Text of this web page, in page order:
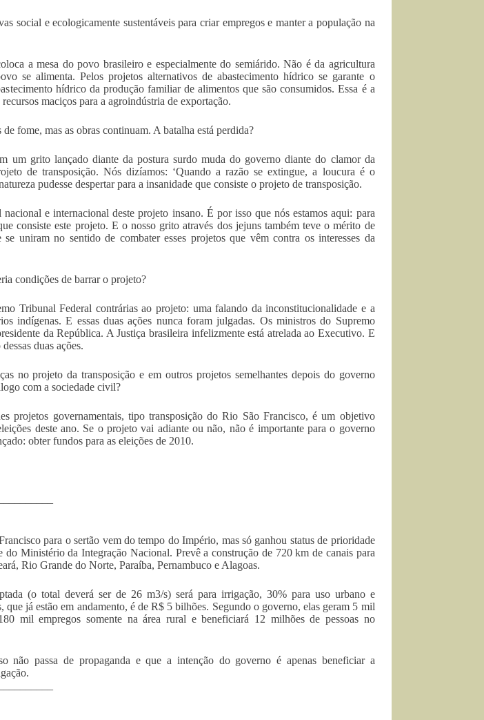
social e ecologicamente sustentáveis para criar empregos e manter a população na
a mesa do povo brasileiro e especialmente do semiárido. Não é da agricultura
se alimenta. Pelos projetos alternativos de abastecimento hídrico se garante o
hídrico da produção familiar de alimentos que são consumidos. Essa é a
maciços para a agroindústria de exportação.
fome, mas as obras continuam. A batalha está perdida?
um grito lançado diante da postura surdo muda do governo diante do clamor da
de transposição. Nós dizíamos: ‘Quando a razão se extingue, a loucura é o
pudesse despertar para a insanidade que consiste o projeto de transposição.
e internacional deste projeto insano. É por isso que nós estamos aqui: para
consiste este projeto. E o nosso grito através dos jejuns também teve o mérito de
uniram no sentido de combater esses projetos que vêm contra os interesses da
condições de barrar o projeto?
Tribunal Federal contrárias ao projeto: uma falando da inconstitucionalidade e a
indígenas. E essas duas ações nunca foram julgadas. Os ministros do Supremo
da República. A Justiça brasileira infelizmente está atrelada ao Executivo. E
duas ações.
no projeto da transposição e em outros projetos semelhantes depois do governo
com a sociedade civil?
projetos governamentais, tipo transposição do Rio São Francisco, é um objetivo
deste ano. Se o projeto vai adiante ou não, não é importante para o governo
obter fundos para as eleições de 2010.
para o sertão vem do tempo do Império, mas só ganhou status de prioridade
Ministério da Integração Nacional. Prevê a construção de 720 km de canais para
Rio Grande do Norte, Paraíba, Pernambuco e Alagoas.
(o total deverá ser de 26 m3/s) será para irrigação, 30% para uso urbano e
que já estão em andamento, é de R$ 5 bilhões. Segundo o governo, elas geram 5 mil
mil empregos somente na área rural e beneficiará 12 milhões de pessoas no
não passa de propaganda e que a intenção do governo é apenas beneficiar a